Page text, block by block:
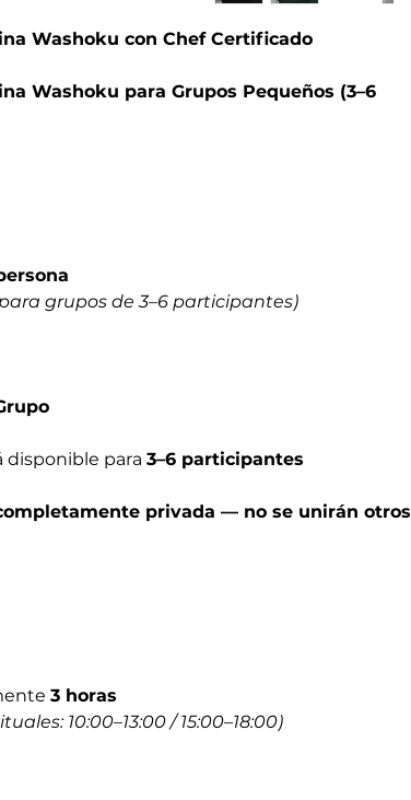
Washoku con Chef Certificado
Washoku para Grupos Pequeños (3–6
grupos de 3–6 participantes)
disponible para 3–6 participantes
privada — no se unirán otros
3 horas
10:00–13:00 / 15:00–18:00)